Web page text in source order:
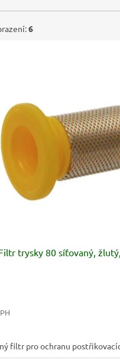
6
trysky 80 síťovaný,
filtr pro ochranu